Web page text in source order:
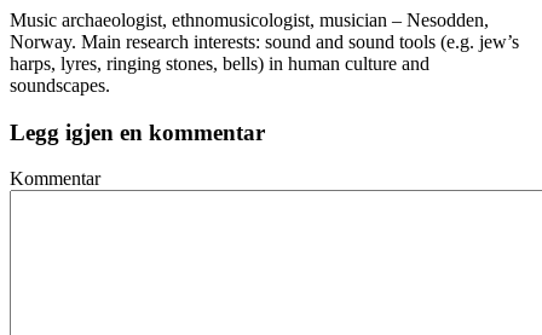
Music archaeologist, ethnomusicologist, musician – Nesodden,
Norway. Main research interests: sound and sound tools (e.g. jew’s
harps, lyres, ringing stones, bells) in human culture and
soundscapes.
Legg igjen en kommentar
Kommentar